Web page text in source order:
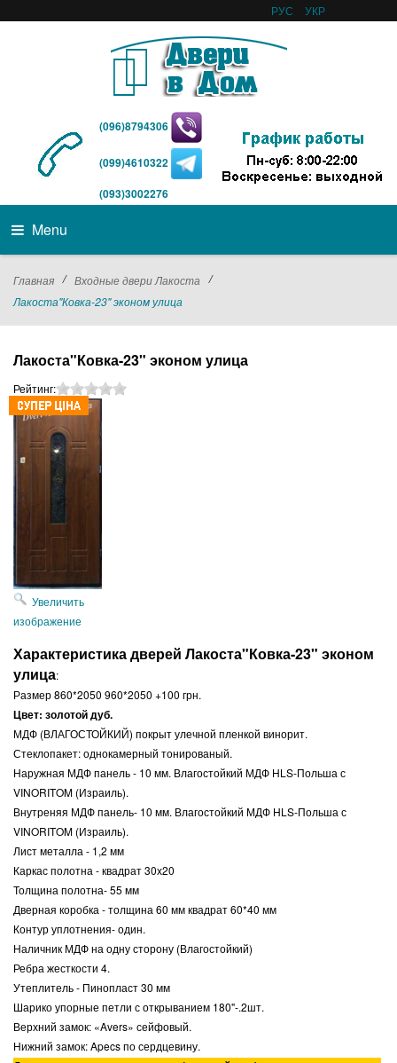
РУС УКР
(096)8794306
(099)4610322
(093)3002276
Menu
Главная / Входные двери Лакоста
/
Лакоста"Ковка-23" эконом улица
Лакоста"Ковка-23" эконом улица
Рейтинг:
Увеличить
изображение
Характеристика дверей Лакоста"Ковка-23" эконом
улица:
Размер 860*2050 960*2050 +100 грн.
Цвет: золотой дуб.
МДФ (ВЛАГОСТОЙКИЙ) покрыт улечной пленкой винорит.
Стеклопакет: однокамерный тонированый.
Наружная МДФ панель - 10 мм. Влагостойкий МДФ HLS-Польша с
VINORITOM (Израиль).
Внутреняя МДФ панель- 10 мм. Влагостойкий МДФ HLS-Польша с
VINORITOM (Израиль).
Лист металла - 1,2 мм
Каркас полотна - квадрат 30х20
Толщина полотна- 55 мм
Дверная коробка - толщина 60 мм квадрат 60*40 мм
Контур уплотнения- один.
Наличник МДФ на одну сторону (Влагостойкий)
Ребра жесткости 4.
Утеплитель - Пинопласт 30 мм
Шарико упорные петли с открыванием 180"-.2шт.
Верхний замок: «Avers» сейфовый.
Нижний замок: Apecs по сердцевину.